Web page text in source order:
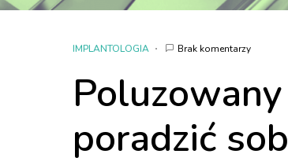
IMPLANTOLOGIA Brak komentarzy
poradzić